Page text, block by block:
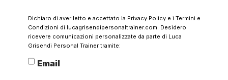
Dichiaro di aver letto e accettato la Privacy Policye i Termini e
Condizioni di lucagrisendipersonaltrainer.com. Desidero
ricevere comunicazioni personalizzate da parte di Luca
Grisendi Personal Trainer tramite:
Email